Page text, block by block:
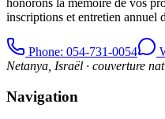
honorons la mémoire de vos
inscriptions et entretien annuel
Phone: 054-731-0054
Netanya, Israël · couverture
Navigation